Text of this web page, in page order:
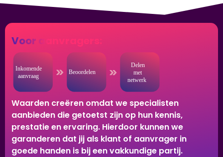
Voor aanvragers:
Waarden creëren omdat we specialisten
aanbieden die getoetst zijn op hun kennis,
prestatie en ervaring. Hierdoor kunnen we
garanderen dat jij als klant of aanvrager in
goede handen is bij een vakkundige partij.